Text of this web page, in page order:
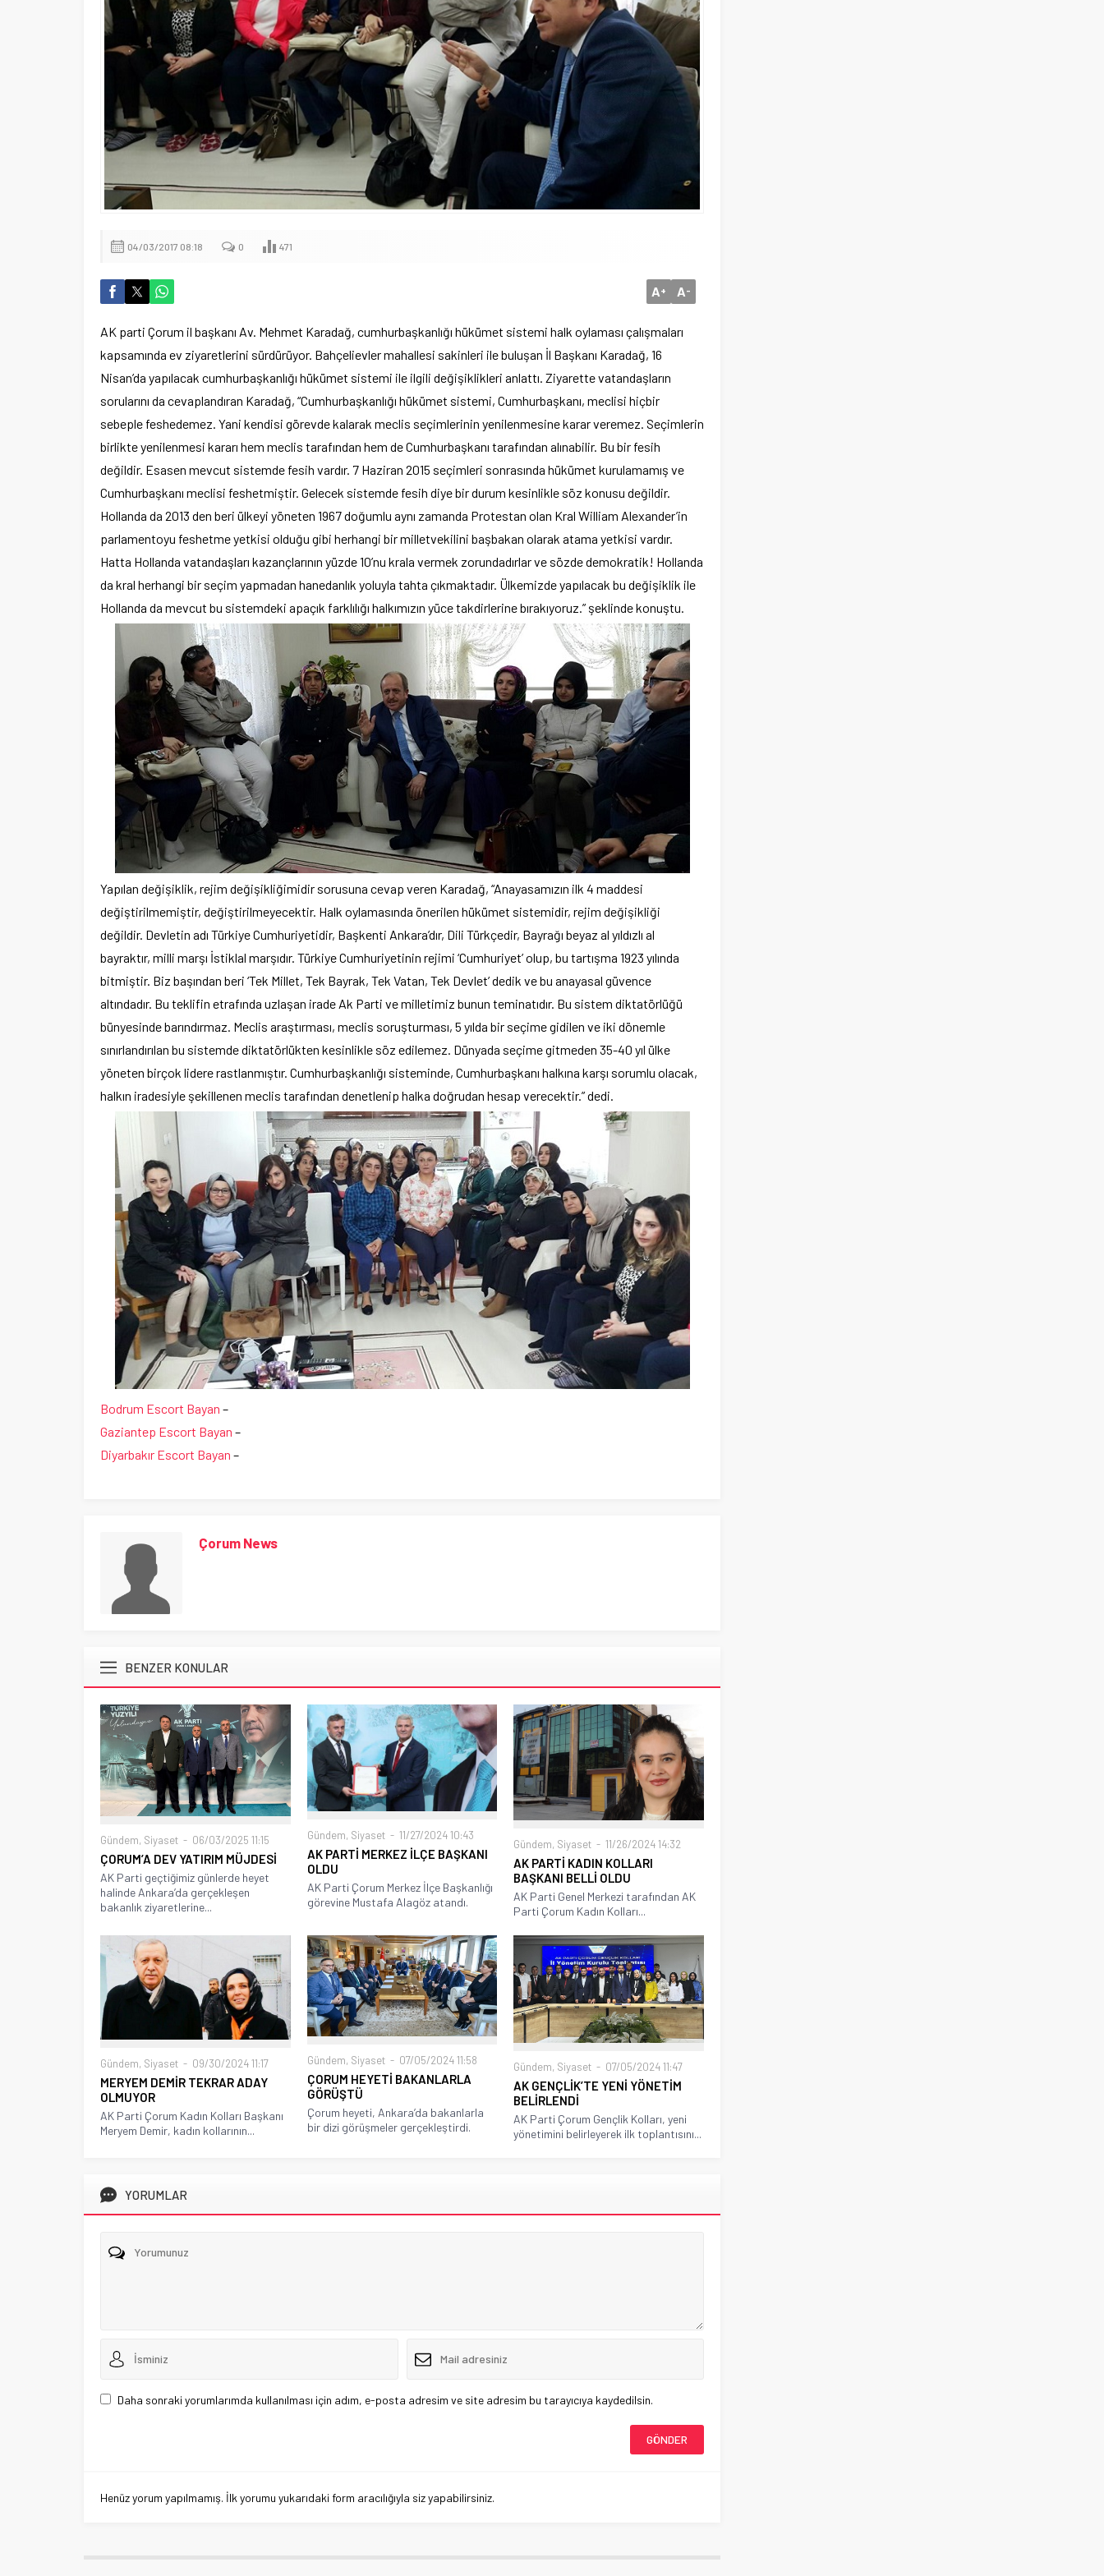
04/03/2017 08:18 0 471
A+ A-
AK parti Çorum il başkanı Av. Mehmet Karadağ, cumhurbaşkanlığı hükümet sistemi halk oylaması çalışmaları
kapsamında ev ziyaretlerini sürdürüyor. Bahçelievler mahallesi sakinleri ile buluşan İl Başkanı Karadağ, 16
Nisan’da yapılacak cumhurbaşkanlığı hükümet sistemi ile ilgili değişiklikleri anlattı. Ziyarette vatandaşların
sorularını da cevaplandıran Karadağ, “Cumhurbaşkanlığı hükümet sistemi, Cumhurbaşkanı, meclisi hiçbir
sebeple feshedemez. Yani kendisi görevde kalarak meclis seçimlerinin yenilenmesine karar veremez. Seçimlerin
birlikte yenilenmesi kararı hem meclis tarafından hem de Cumhurbaşkanı tarafından alınabilir. Bu bir fesih
değildir. Esasen mevcut sistemde fesih vardır. 7 Haziran 2015 seçimleri sonrasında hükümet kurulamamış ve
Cumhurbaşkanı meclisi feshetmiştir. Gelecek sistemde fesih diye bir durum kesinlikle söz konusu değildir.
Hollanda da 2013 den beri ülkeyi yöneten 1967 doğumlu aynı zamanda Protestan olan Kral William Alexander’in
parlamentoyu feshetme yetkisi olduğu gibi herhangi bir milletvekilini başbakan olarak atama yetkisi vardır.
Hatta Hollanda vatandaşları kazançlarının yüzde 10’nu krala vermek zorundadırlar ve sözde demokratik! Hollanda
da kral herhangi bir seçim yapmadan hanedanlık yoluyla tahta çıkmaktadır. Ülkemizde yapılacak bu değişiklik ile
Hollanda da mevcut bu sistemdeki apaçık farklılığı halkımızın yüce takdirlerine bırakıyoruz.” şeklinde konuştu.
Yapılan değişiklik, rejim değişikliğimidir sorusuna cevap veren Karadağ, “Anayasamızın ilk 4 maddesi
değiştirilmemiştir, değiştirilmeyecektir. Halk oylamasında önerilen hükümet sistemidir, rejim değişikliği
değildir. Devletin adı Türkiye Cumhuriyetidir, Başkenti Ankara’dır, Dili Türkçedir, Bayrağı beyaz al yıldızlı al
bayraktır, milli marşı İstiklal marşıdır. Türkiye Cumhuriyetinin rejimi ‘Cumhuriyet’ olup, bu tartışma 1923 yılında
bitmiştir. Biz başından beri ‘Tek Millet, Tek Bayrak, Tek Vatan, Tek Devlet’ dedik ve bu anayasal güvence
altındadır. Bu teklifin etrafında uzlaşan irade Ak Parti ve milletimiz bunun teminatıdır. Bu sistem diktatörlüğü
bünyesinde barındırmaz. Meclis araştırması, meclis soruşturması, 5 yılda bir seçime gidilen ve iki dönemle
sınırlandırılan bu sistemde diktatörlükten kesinlikle söz edilemez. Dünyada seçime gitmeden 35-40 yıl ülke
yöneten birçok lidere rastlanmıştır. Cumhurbaşkanlığı sisteminde, Cumhurbaşkanı halkına karşı sorumlu olacak,
halkın iradesiyle şekillenen meclis tarafından denetlenip halka doğrudan hesap verecektir.” dedi.
Bodrum Escort Bayan –
Gaziantep Escort Bayan –
Diyarbakır Escort Bayan –
Çorum News
BENZER KONULAR
Gündem, Siyaset 06/03/2025 11:15
ÇORUM’A DEV YATIRIM MÜJDESİ
AK Parti geçtiğimiz günlerde heyet
halinde Ankara’da gerçekleşen
bakanlık ziyaretlerine...
Gündem, Siyaset 11/27/2024 10:43
AK PARTİ MERKEZ İLÇE BAŞKANI
OLDU
AK Parti Çorum Merkez İlçe Başkanlığı
görevine Mustafa Alagöz atandı.
Gündem, Siyaset 11/26/2024 14:32
AK PARTİ KADIN KOLLARI
BAŞKANI BELLİ OLDU
AK Parti Genel Merkezi tarafından AK
Parti Çorum Kadın Kolları...
Gündem, Siyaset 09/30/2024 11:17
MERYEM DEMİR TEKRAR ADAY
OLMUYOR
AK Parti Çorum Kadın Kolları Başkanı
Meryem Demir, kadın kollarının...
Gündem, Siyaset 07/05/2024 11:58
ÇORUM HEYETİ BAKANLARLA
GÖRÜŞTÜ
Çorum heyeti, Ankara’da bakanlarla
bir dizi görüşmeler gerçekleştirdi.
Gündem, Siyaset 07/05/2024 11:47
AK GENÇLİK’TE YENİ YÖNETİM
BELİRLENDİ
AK Parti Çorum Gençlik Kolları, yeni
yönetimini belirleyerek ilk toplantısını...
YORUMLAR
Daha sonraki yorumlarımda kullanılması için adım, e-posta adresim ve site adresim bu tarayıcıya kaydedilsin.
Henüz yorum yapılmamış. İlk yorumu yukarıdaki form aracılığıyla siz yapabilirsiniz.